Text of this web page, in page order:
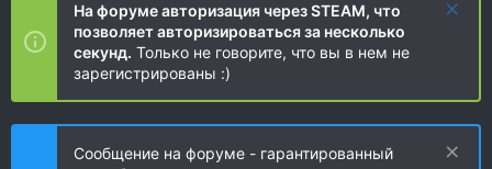
На форуме авторизация через STEAM, что
позволяет авторизироваться за несколько
секунд. Только не говорите, что вы в нем не
зарегистрированы :)
Сообщение на форуме - гарантированный